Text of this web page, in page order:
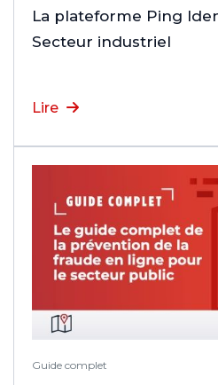
La plateforme Ping
Secteur industriel
Lire
Guide complet